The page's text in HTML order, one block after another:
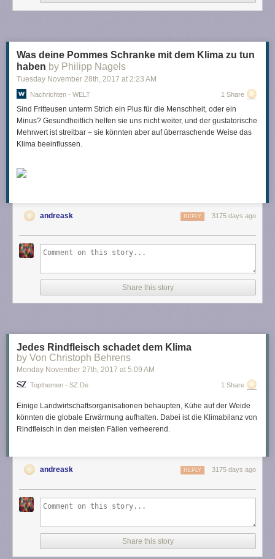
Was deine Pommes Schranke mit dem Klima zu tun
haben by Philipp Nagels
Tuesday November 28th, 2017 at 2:23 AM
Nachrichten - WELT 1 Share
Sind Fritteusen unterm Strich ein Plus für die Menschheit, oder ein
Minus? Gesundheitlich helfen sie uns nicht weiter, und der gustatorische
Mehrwert ist streitbar – sie könnten aber auf überraschende Weise das
Klima beeinflussen.
andreask 3175 days ago
REPLY
Share this story
Jedes Rindfleisch schadet dem Klima
by Von Christoph Behrens
Monday November 27th, 2017 at 5:09 AM
Topthemen - SZ.de 1 Share
Einige Landwirtschaftsorganisationen behaupten, Kühe auf der Weide
könnten die globale Erwärmung aufhalten. Dabei ist die Klimabilanz von
Rindfleisch in den meisten Fällen verheerend.
andreask 3175 days ago
REPLY
Share this story